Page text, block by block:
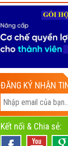
ĐĂNG KÝ NHẬN
Kết nối & Chia sẻ: